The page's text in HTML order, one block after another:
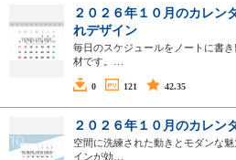
２０２６年１０月のカレン
れデザイン
毎日のスケジュールをノートに書
材です。…
0 121 42.35
２０２６年１０月のカレン
空間に洗練された動きとモダンな
インが効…